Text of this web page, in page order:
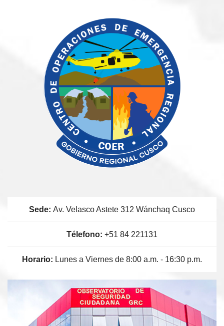
Sede: Av. Velasco Astete 312 Wánchaq Cusco
Télefono: +51 84 221131
Horario: Lunes a Viernes de 8:00 a.m. - 16:30 p.m.